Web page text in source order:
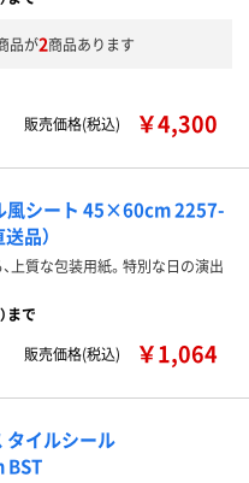
品が2商品あります
販売価格(税込)
￥4,300
風シート 45×60cm 2257-
品）
上質な包装用紙。特別な日の演出
まで
販売価格(税込)
￥1,064
タイルシール